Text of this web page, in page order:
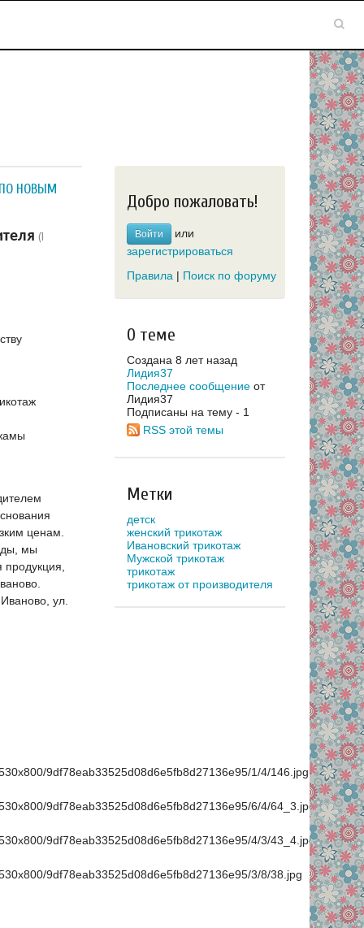
НОВЫМ
(1
ценам.
мы
продукция,
ул.
9df78eab33525d08d6e5fb8d27136e95/1/4/146.jpg
9df78eab33525d08d6e5fb8d27136e95/6/4/64_3.jpg
9df78eab33525d08d6e5fb8d27136e95/4/3/43_4.jpg
9df78eab33525d08d6e5fb8d27136e95/3/8/38.jpg
Добро пожаловать!
Войти
или
зарегистрироваться
Правила | Поиск по форуму
О теме
Создана 8 лет назад
Лидия37
Последнее сообщение от
Лидия37
Подписаны на тему - 1
RSS этой темы
Метки
детск
женский трикотаж
Ивановский трикотаж
Мужской трикотаж
трикотаж
трикотаж от производителя